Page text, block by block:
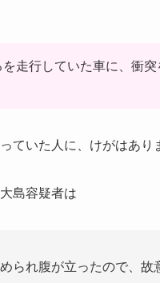
を走行していた車に、衝
ていた人に、けがはあり
島容疑者は
められ腹が立ったので、